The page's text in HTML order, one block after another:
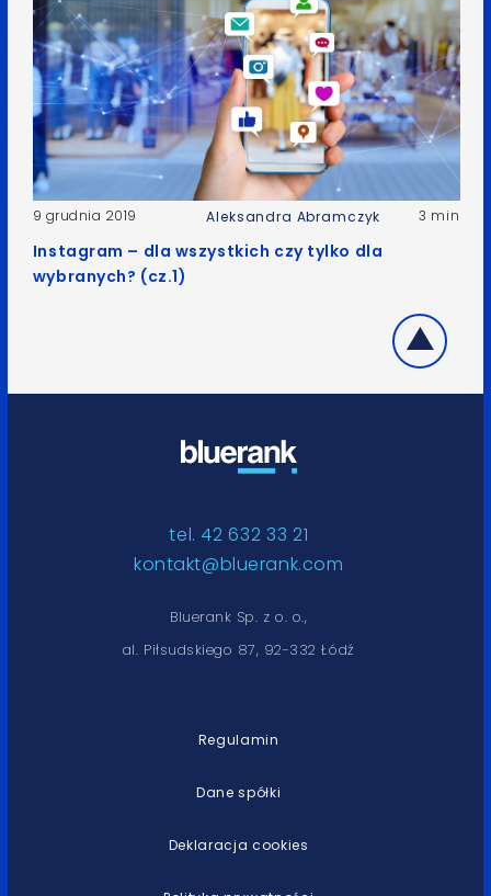
9 grudnia 2019 Aleksandra Abramczyk 3 min
Instagram – dla wszystkich czy tylko dla
wybranych? (cz.1)
tel. 42 632 33 21
kontakt@bluerank.com
Bluerank Sp. z o. o.,
al. Piłsudskiego 87, 92-332 Łódź
Regulamin
Dane spółki
Deklaracja cookies